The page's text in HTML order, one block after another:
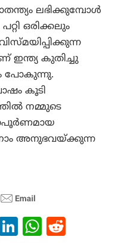
ലഭിക്കുമ്പോൾ
ഒരിക്കലും
ഇന്ത്യ കുതിച്ചു
പോകുന്നു.
കൂടി
നമ്മുടെ
അനുഭവയ്ക്കുന്ന
Li W